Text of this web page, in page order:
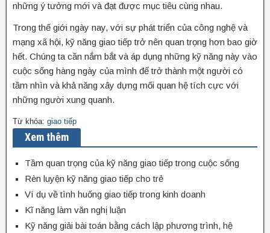
những ý tưởng mới và đạt được mục tiêu cùng nhau.
Trong thế giới ngày nay, với sự phát triển của công nghệ và
mạng xã hội, kỹ năng giao tiếp trở nên quan trọng hơn bao giờ
hết. Chúng ta cần nắm bắt và áp dụng những kỹ năng này vào
cuộc sống hàng ngày của mình để trở thành một người có
tầm nhìn và khả năng xây dựng mối quan hệ tích cực với
những người xung quanh.
Từ khóa: giao tiếp
Xem thêm
Tầm quan trọng của kỹ năng giao tiếp trong cuộc sống
Rèn luyện kỹ năng giao tiếp cho trẻ
Ví dụ về tình huống giao tiếp trong kinh doanh
Kĩ năng làm văn nghị luận
Kỹ năng giải bài toán bằng cách lập phương trình, hệ